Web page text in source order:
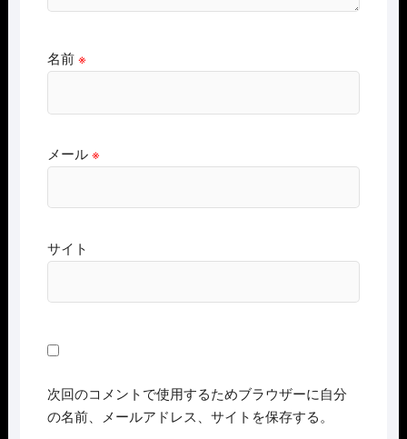
名前 ※
メール ※
サイト
次回のコメントで使用するためブラウザーに自分
の名前、メールアドレス、サイトを保存する。